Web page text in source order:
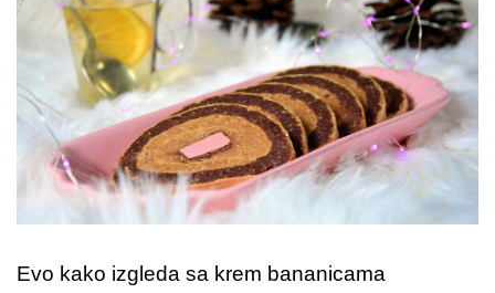
Evo kako izgleda sa krem bananicama